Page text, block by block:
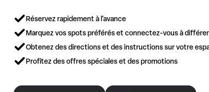
Réservez rapidement à l'avance
Marquez vos spots préférés et connectez-vous à
Obtenez des directions et des instructions sur votre
Profitez des offres spéciales et des promotions